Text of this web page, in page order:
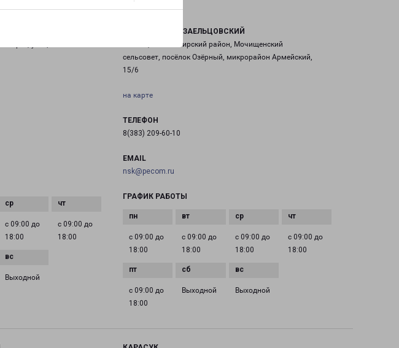
с 09:00 до
18:00
с 09:00 до
18:00
Выходной
НОВОСИБИРСК ЗАЕЛЬЦОВСКИЙ
Россия, Новосибирский район, Мочищенский
сельсовет, посёлок Озёрный, микрорайон Армейский,
15/6
на карте
ТЕЛЕФОН
8(383) 209-60-10
EMAIL
nsk@pecom.ru
ГРАФИК РАБОТЫ
с 09:00 до
18:00
с 09:00 до
18:00
с 09:00 до
18:00
с 09:00 до
18:00
с 09:00 до
18:00
Выходной Выходной